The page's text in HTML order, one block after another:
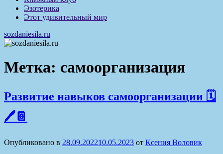
Эзотерика
Этот удивительный мир
sozdaniesila.ru
Метка: самоорганизация
Развитие навыков самоорганизации 🗓
🖊📔
Опубликовано в 28.09.202210.05.2023 от Ксения Воловик